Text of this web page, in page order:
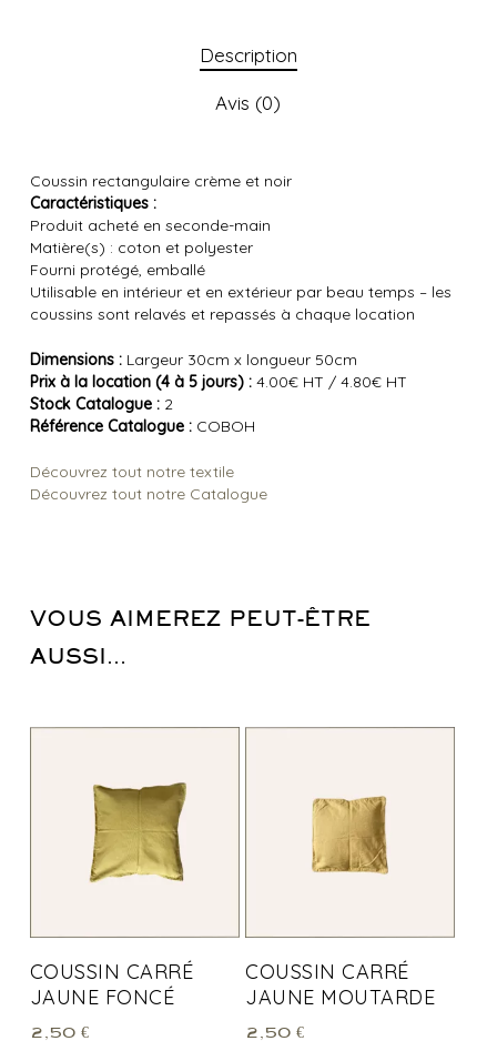
Description
Avis (0)
Coussin rectangulaire crème et noir
Caractéristiques :
Produit acheté en seconde-main
Matière(s) : coton et polyester
Fourni protégé, emballé
Utilisable en intérieur et en extérieur par beau temps – les
coussins sont relavés et repassés à chaque location
Dimensions :Largeur 30cm x longueur 50cm
Prix à la location (4 à 5 jours) :4.00€ HT / 4.80€ HT
Stock Catalogue :2
Référence Catalogue :COBOH
Découvrez tout notre textile
Découvrez tout notre Catalogue
VOUS AIMEREZ PEUT-ÊTRE
AUSSI…
COUSSIN CARRÉ
JAUNE FONCÉ
2,50 €
COUSSIN CARRÉ
JAUNE MOUTARDE
2,50€